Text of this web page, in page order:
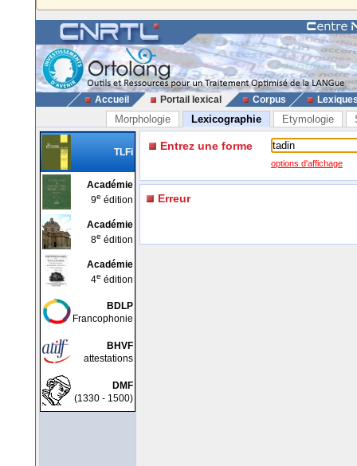
Accueil Portail lexical Corpus
Morphologie Lexicographie Etymologie
TLFi
Académie
9e édition
Académie
8e édition
Académie
4e édition
BDLP
Francophonie
BHVF
attestations
DMF
(1330 - 1500)
Entrez une forme
options d'affichage
Erreur